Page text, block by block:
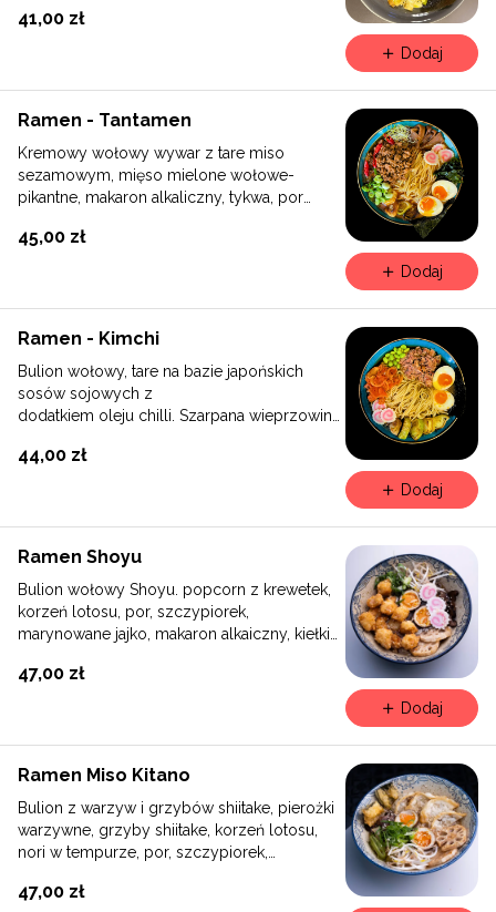
41,00 zł
Dodaj
Ramen - Tantamen
Kremowy wołowy wywar z tare miso
sezamowym, mięso mielone wołowe-
pikantne, makaron alkaliczny, tykwa, por
45,00 zł
Dodaj
Ramen - Kimchi
Bulion wołowy, tare na bazie japońskich
sosów sojowych z
dodatkiem oleju chilli. Szarpana wieprzowina,
kiełki, edamame, szczypior, nori.
44,00 zł
Dodaj
Ramen Shoyu
Bulion wołowy Shoyu. popcorn z krewetek,
korzeń lotosu, por, szczypiorek,
marynowane jajko, makaron alkaiczny, kiełki
47,00 zł
Dodaj
Ramen Miso Kitano
Bulion z warzyw i grzybów shiitake, pierożki
warzywne, grzyby shiitake, korzeń lotosu,
nori w tempurze, por, szczypiorek,
fasoli mung, sezam.
47,00 zł